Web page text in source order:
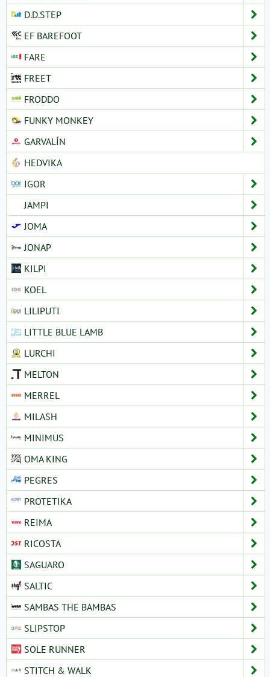
D.D.STEP
EF BAREFOOT
FARE
FREET
FRODDO
FUNKY MONKEY
GARVALÍN
HEDVIKA
IGOR
JAMPI
JOMA
JONAP
KILPI
KOEL
LILIPUTI
LITTLE BLUE LAMB
LURCHI
MELTON
MERREL
MILASH
MINIMUS
OMA KING
PEGRES
PROTETIKA
REIMA
RICOSTA
SAGUARO
SALTIC
SAMBAS THE BAMBAS
SLIPSTOP
SOLE RUNNER
STITCH & WALK